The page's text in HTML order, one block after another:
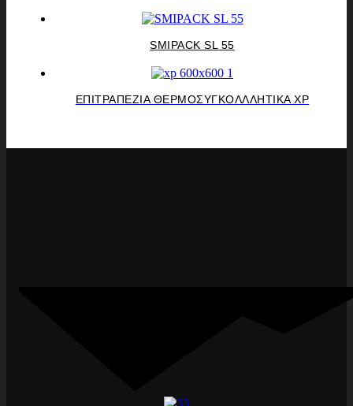
SMIPACK SL 55
ΕΠΙΤΡΑΠΕΖΙΑ ΘΕΡΜΟΣΥΓΚΟΛΛΛΗΤΙΚΑ ΧΡ